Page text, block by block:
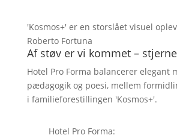
'Kosmos+' er en storslået visuel
Roberto Fortuna
Af støv er vi kommet –
Hotel Pro Forma balancerer elegant
pædagogik og poesi, mellem
i familieforestillingen 'Kosmos+'.
Hotel Pro Forma: